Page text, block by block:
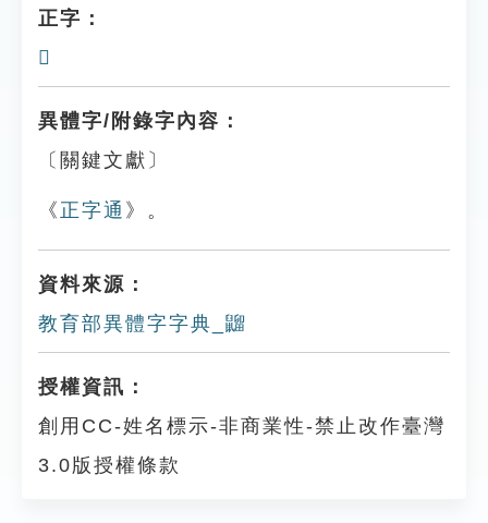
正字：
𪕋
異體字/附錄字內容：
〔關鍵文獻〕
《 正字通 》。
資料來源：
教育部異體字字典_䶉
授權資訊：
創用CC-姓名標示-非商業性-禁止改作臺灣
3.0版授權條款